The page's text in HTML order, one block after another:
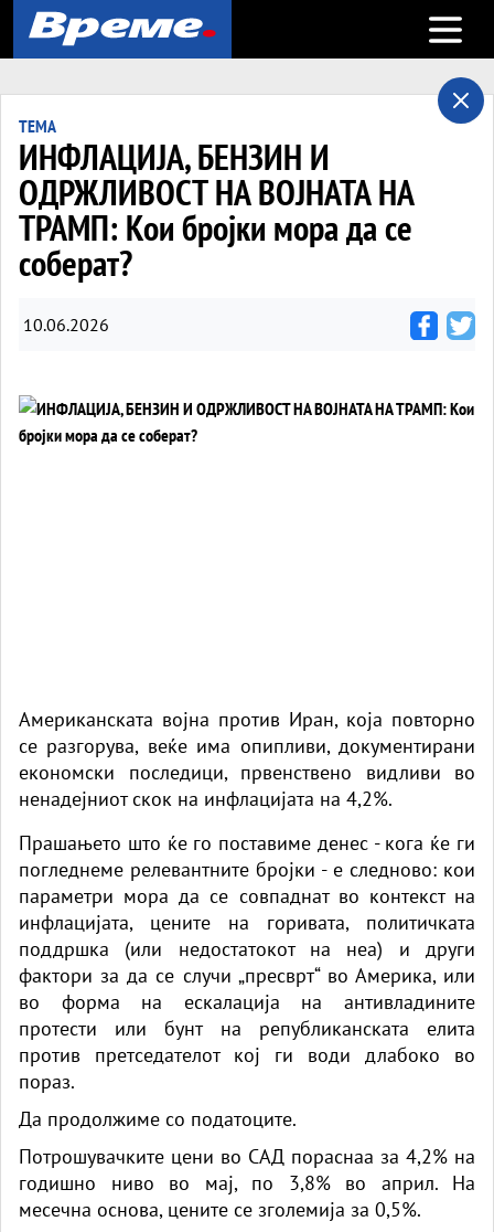
Open
ТЕМА
ИНФЛАЦИЈА, БЕНЗИН И
ОДРЖЛИВОСТ НА ВОЈНАТА НА
ТРАМП: Кои бројки мора да се
соберат?
10.06.2026
Американската војна против Иран, која повторно
се разгорува, веќе има опипливи, документирани
економски последици, првенствено видливи во
ненадејниот скок на инфлацијата на 4,2%.
Прашањето што ќе го поставиме денес - кога ќе ги
погледнеме релевантните бројки - е следново: кои
параметри мора да се совпаднат во контекст на
инфлацијата, цените на горивата, политичката
поддршка (или недостатокот на неа) и други
фактори за да се случи „пресврт“ во Америка, или
во форма на ескалација на антивладините
протести или бунт на републиканската елита
против претседателот кој ги води длабоко во
пораз.
Да продолжиме со податоците.
Потрошувачките цени во САД пораснаа за 4,2% на
годишно ниво во мај, по 3,8% во април. На
месечна основа, цените се зголемија за 0,5%.